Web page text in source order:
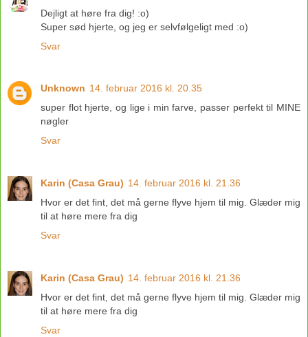
Dejligt at høre fra dig! :o)
Super sød hjerte, og jeg er selvfølgeligt med :o)
Svar
Unknown 14. februar 2016 kl. 20.35
super flot hjerte, og lige i min farve, passer perfekt til MINE
nøgler
Svar
Karin (Casa Grau) 14. februar 2016 kl. 21.36
Hvor er det fint, det må gerne flyve hjem til mig. Glæder mig
til at høre mere fra dig
Svar
Karin (Casa Grau) 14. februar 2016 kl. 21.36
Hvor er det fint, det må gerne flyve hjem til mig. Glæder mig
til at høre mere fra dig
Svar